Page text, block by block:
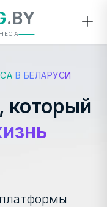
.BY
В БЕЛАРУСИ
который